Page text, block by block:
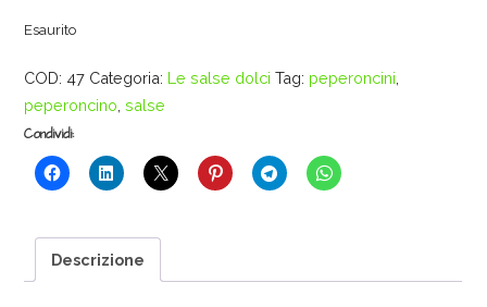
Esaurito
COD: 47 Categoria: Le salse dolci Tag: peperoncini
peperoncino ,salse
Condividi:
Descrizione